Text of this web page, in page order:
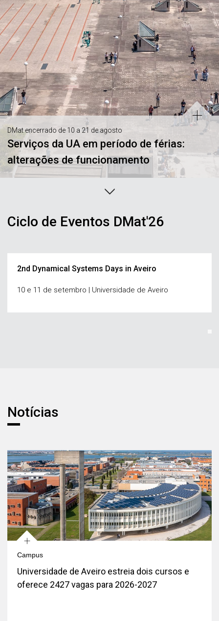
DMat encerrado de 10 a 21 de agosto
Serviços da UA em período de férias:
alterações de funcionamento
Ciclo de Eventos DMat'26
2nd Dynamical Systems Days in Aveiro
10 e 11 de setembro | Universidade de Aveiro
Notícias
Notícias
+
Campus
Universidade de Aveiro estreia dois cursos e
oferece 2427 vagas para 2026-2027